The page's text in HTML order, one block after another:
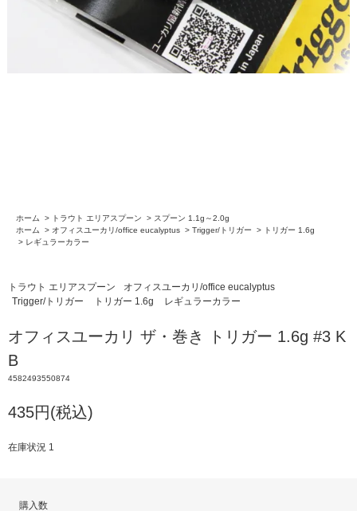
ホーム > トラウト エリアスプーン > スプーン 1.1g～2.0g
ホーム
> オフィスユーカリ/office eucalyptus > Trigger/トリガー > トリガー 1.6g
> レギュラーカラー
トラウト エリアスプーン
オフィスユーカリ/office eucalyptus
Trigger/トリガー
トリガー 1.6g レギュラーカラー
オフィスユーカリ ザ・巻き トリガー 1.6g #3 K
B
4582493550874
435円(税込)
在庫状況 1
購入数